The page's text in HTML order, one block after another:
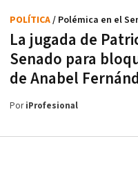
La jugada de
Senado para
de Anabel
POLÍTICA/ Polémica en el
PoriProfesional